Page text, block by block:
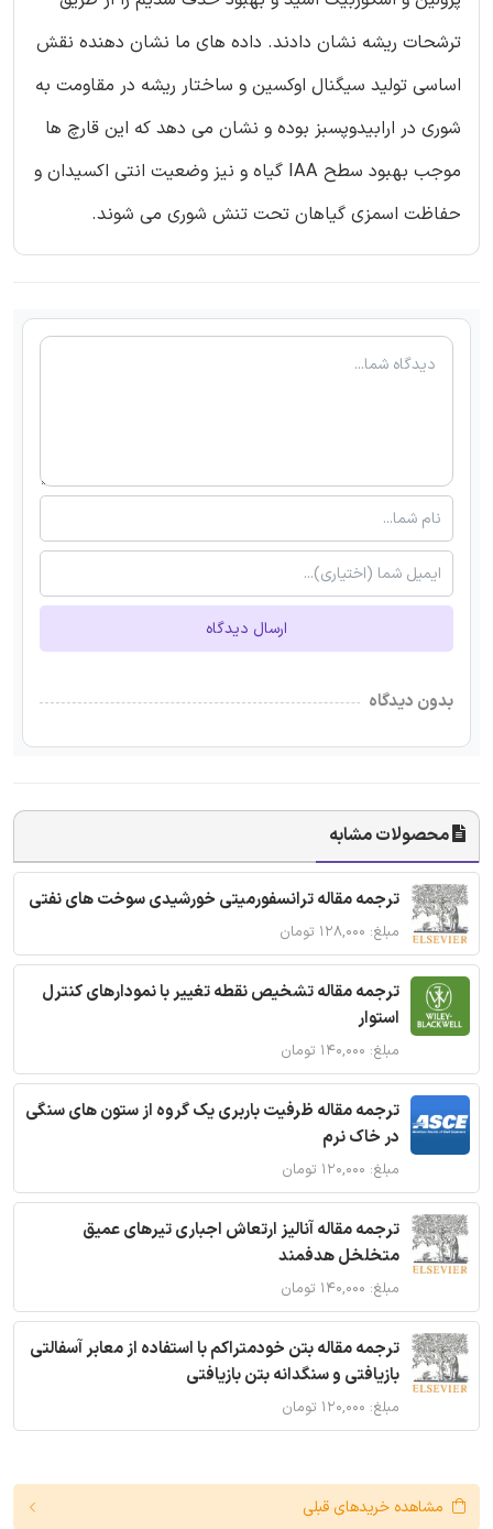
ترشحات ریشه نشان دادند. داده های ما نشان دهنده نقش
اساسی تولید سیگنال اوکسین و ساختار ریشه در مقاومت به
شوری در ارابیدوپسبز بوده و نشان می دهد که این قارچ ها
موجب بهبود سطح IAA گیاه و نیز وضعیت انتی اکسیدان و
حفاظت اسمزی گیاهان تحت تنش شوری می شوند.
ارسال دیدگاه
بدون دیدگاه
محصولات مشابه
ترجمه مقاله ترانسفورمیتی خورشیدی سوخت های نفتی
مبلغ: ۱۲۸,۰۰۰ تومان
ترجمه مقاله تشخیص نقطه تغییر با نمودارهای کنترل
استوار
مبلغ: ۱۴۰,۰۰۰ تومان
ترجمه مقاله ظرفیت باربری یک گروه از ستون های سنگی
در خاک نرم
مبلغ: ۱۲۰,۰۰۰ تومان
ترجمه مقاله آنالیز ارتعاش اجباری تیرهای عمیق
متخلخل هدفمند
مبلغ: ۱۴۰,۰۰۰ تومان
ترجمه مقاله بتن خودمتراکم با استفاده از معابر آسفالتی
بازیافتی و سنگدانه بتن بازیافتی
مبلغ: ۱۲۰,۰۰۰ تومان
مشاهده خریدهای قبلی